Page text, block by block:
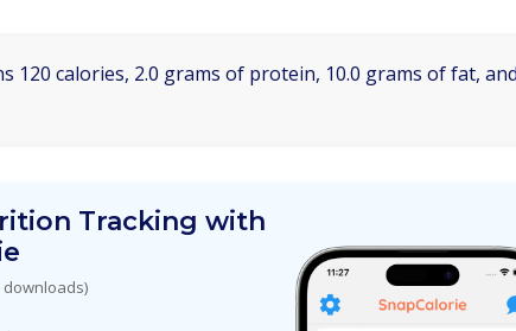
120 calories, 2.0 grams of protein, 10.0 grams of fat,
Tracking with
downloads)